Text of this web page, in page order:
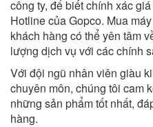
công ty, để biết chính xác
Hotline của Gopco. Mua
khách hàng có thể yên tâm
lượng dịch vụ với các chính
Với đội ngũ nhân viên giàu
chuyên môn, chúng tôi cam
những sản phẩm tốt nhất,
hàng.